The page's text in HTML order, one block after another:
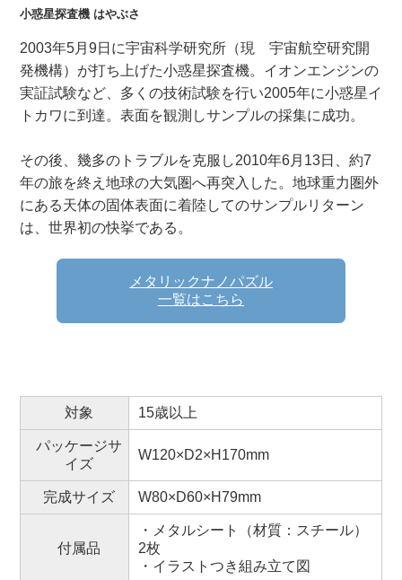
小惑星探査機 はやぶさ
2003年5月9日に宇宙科学研究所（現 宇宙航空研究開
発機構）が打ち上げた小惑星探査機。イオンエンジンの
実証試験など、多くの技術試験を行い2005年に小惑星イ
トカワに到達。表面を観測しサンプルの採集に成功。
その後、幾多のトラブルを克服し2010年6月13日、約7
年の旅を終え地球の大気圏へ再突入した。地球重力圏外
にある天体の固体表面に着陸してのサンプルリターン
は、世界初の快挙である。
メタリックナノパズル
一覧はこちら
対象 15歳以上
パッケージサ
イズ
W120×D2×H170mm
完成サイズ W80×D60×H79mm
付属品
・メタルシート（材質：スチール）
2枚
・イラストつき組み立て図